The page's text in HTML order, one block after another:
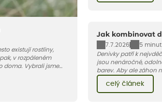
existují rostliny,
v rozpáleném
doma. Vybrali jsme
horké a suché
které to jsou.
Jak kombinovat
7.7.2026
5
Denivky patří k
jsou nenáročné,
barev. Aby ale záhon
jakými trvalkami a
celý článek